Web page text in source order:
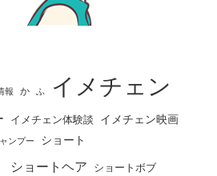
報 か ふ イメチェン
イメチェン体験談 イメチェン映画
ンプー ショート
ショートヘア ショートボブ